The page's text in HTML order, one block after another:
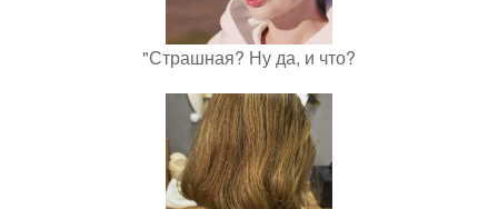
"Страшная? Ну да, и что?